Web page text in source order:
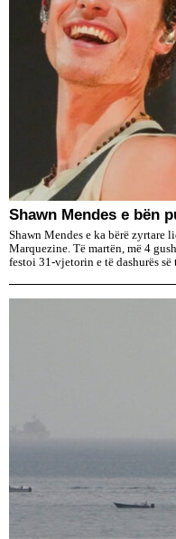
​Shawn Mendes e bën
Shawn Mendes e ka bërë zyrtare
Marquezine. Të martën, më 4
festoi 31-vjetorin e të dashurës së